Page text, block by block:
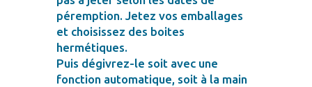
péremption. Jetez vos emballages
et choisissez des boites
hermétiques.
Puis dégivrez-le soit avec une
fonction automatique, soit à la main